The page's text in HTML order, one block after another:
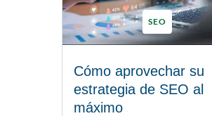
SEO
Cómo aprovechar su
estrategia de SEO al
máximo